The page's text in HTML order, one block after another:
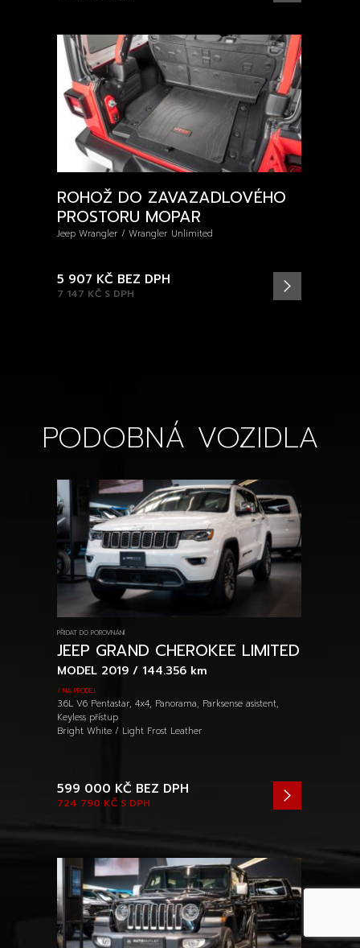
ROHOŽ DO ZAVAZADLOVÉHO
PROSTORU MOPAR
Jeep Wrangler / Wrangler Unlimited
7 147 KČ S DPH
5 907 KČ BEZ DPH
PODOBNÁ VOZIDLA
PŘIDAT DO POROVNÁNÍ
JEEP GRAND CHEROKEE LIMITED
MODEL 2019 / 144.356 km
/ NA PRODEJ
3.6L V6 Pentastar, 4x4, Panorama, Parksense asistent,
Keyless přístup
Bright White / Light Frost Leather
724 790 KČ S DPH
599 000 KČ BEZ DPH